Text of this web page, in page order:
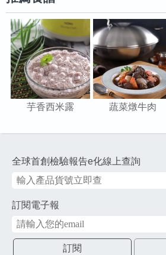
芋香西米露 蔬菜燉牛肉
全球首創檢驗報告e化線上查詢
訂閱電子報
訂閱